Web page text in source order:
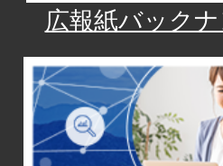
広報紙バック